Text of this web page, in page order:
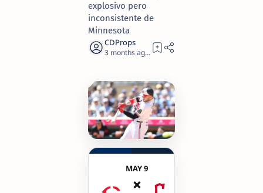
explosivo pero
inconsistente de
Minnesota
3 months ago 2
MAY 9
❌